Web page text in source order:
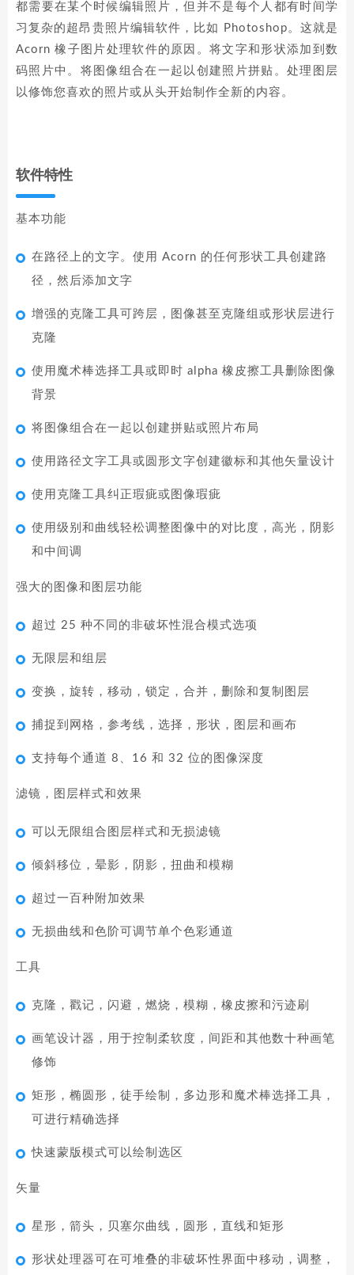
都需要在某个时候编辑照片，但并不是每个人都有时间学
习复杂的超昂贵照片编辑软件，比如 Photoshop。这就是
Acorn 橡子图片处理软件的原因。将文字和形状添加到数
码照片中。将图像组合在一起以创建照片拼贴。处理图层
以修饰您喜欢的照片或从头开始制作全新的内容。
软件特性
基本功能
在路径上的文字。使用 Acorn 的任何形状工具创建路
径，然后添加文字
增强的克隆工具可跨层，图像甚至克隆组或形状层进行
克隆
使用魔术棒选择工具或即时 alpha 橡皮擦工具删除图像
背景
将图像组合在一起以创建拼贴或照片布局
使用路径文字工具或圆形文字创建徽标和其他矢量设计
使用克隆工具纠正瑕疵或图像瑕疵
使用级别和曲线轻松调整图像中的对比度，高光，阴影
和中间调
强大的图像和图层功能
超过 25 种不同的非破坏性混合模式选项
无限层和组层
变换，旋转，移动，锁定，合并，删除和复制图层
捕捉到网格，参考线，选择，形状，图层和画布
支持每个通道 8、16 和 32 位的图像深度
滤镜，图层样式和效果
可以无限组合图层样式和无损滤镜
倾斜移位，晕影，阴影，扭曲和模糊
超过一百种附加效果
无损曲线和色阶可调节单个色彩通道
工具
克隆，戳记，闪避，燃烧，模糊，橡皮擦和污迹刷
画笔设计器，用于控制柔软度，间距和其他数十种画笔
修饰
矩形，椭圆形，徒手绘制，多边形和魔术棒选择工具，
可进行精确选择
快速蒙版模式可以绘制选区
矢量
星形，箭头，贝塞尔曲线，圆形，直线和矩形
形状处理器可在可堆叠的非破坏性界面中移动，调整，